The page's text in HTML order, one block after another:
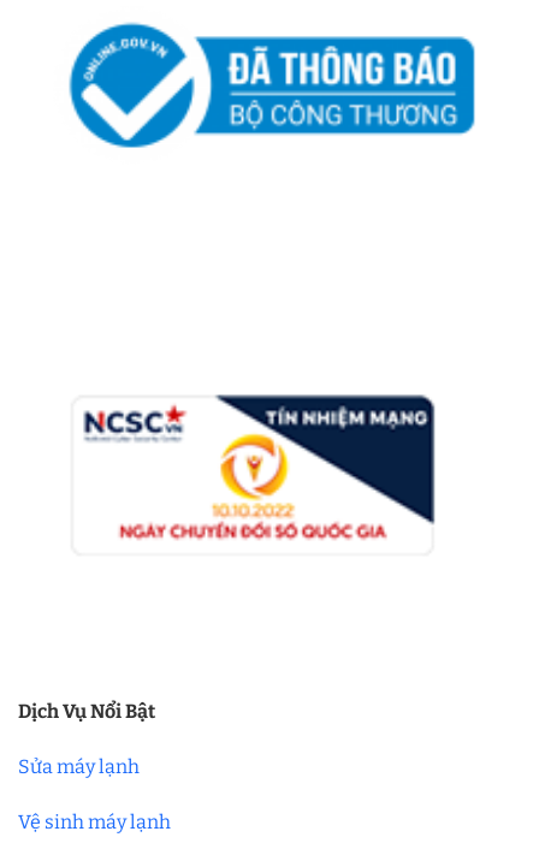
Dịch Vụ Nổi Bật
Sửa máy lạnh
Vệ sinh máy lạnh